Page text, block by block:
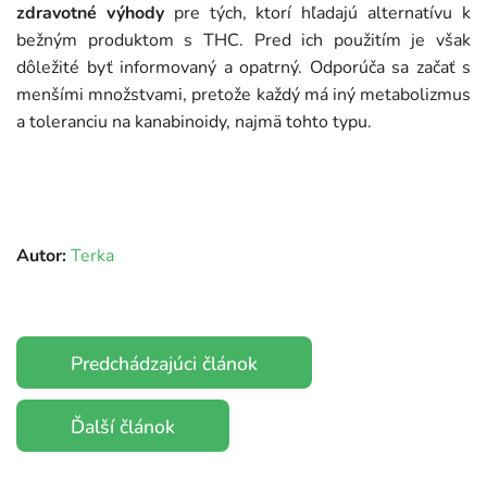
zdravotné výhodypre tých, ktorí hľadajú alternatívu k
bežným produktom s THC. Pred ich použitím je však
dôležité byť informovaný a opatrný. Odporúča sa začať s
menšími množstvami, pretože každý má iný metabolizmus
a toleranciu na kanabinoidy, najmä tohto typu.
Autor:Terka
Predchádzajúci článok
Ďalší článok